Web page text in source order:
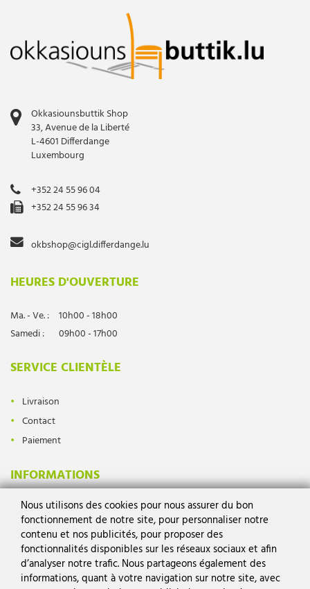
Nous utilisons des cookies pour nous assurer du bon
fonctionnement de notre site, pour personnaliser notre
contenu et nos publicités, pour proposer des
fonctionnalités disponibles sur les réseaux sociaux et afin
d’analyser notre trafic. Nous partageons également des
informations, quant à votre navigation sur notre site, avec
Okkasiounsbuttik Shop
33, Avenue de la Liberté
L-4601 Differdange
Luxembourg
+352 24 55 96 04
+352 24 55 96 34
okbshop@cigl.differdange.lu
HEURES D'OUVERTURE
Ma. - Ve. :
10h00 - 18h00
Samedi :
09h00 - 17h00
SERVICE CLIENTÈLE
Livraison
Contact
Paiement
INFORMATIONS
Protection des données
Mentions légales
Conditions générales
Droit de rétractation